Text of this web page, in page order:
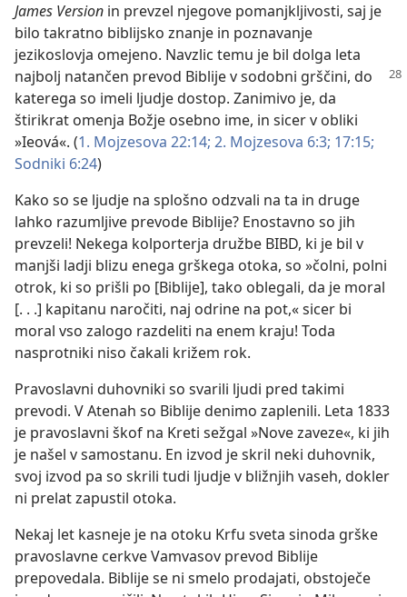
James Version in prevzel njegove pomanjkljivosti, saj je
bilo takratno biblijsko znanje in poznavanje
jezikoslovja omejeno. Navzlic temu je bil dolga leta
najbolj natančen prevod Biblije v sodobni grščini, do
katerega so imeli ljudje dostop. Zanimivo je, da
štirikrat omenja Božje osebno ime, in sicer v obliki
»Ieová«. (1. Mojzesova 22:14; 2. Mojzesova 6:3; 17:15;
Sodniki 6:24)
Kako so se ljudje na splošno odzvali na ta in druge
lahko razumljive prevode Biblije? Enostavno so jih
prevzeli! Nekega kolporterja družbe BIBD, ki je bil v
manjši ladji blizu enega grškega otoka, so »čolni, polni
otrok, ki so prišli po [Biblije], tako oblegali, da je moral
[. . .] kapitanu naročiti, naj odrine na pot,« sicer bi
moral vso zalogo razdeliti na enem kraju! Toda
nasprotniki niso čakali križem rok.
Pravoslavni duhovniki so svarili ljudi pred takimi
prevodi. V Atenah so Biblije denimo zaplenili. Leta 1833
je pravoslavni škof na Kreti sežgal »Nove zaveze«, ki jih
je našel v samostanu. En izvod je skril neki duhovnik,
svoj izvod pa so skrili tudi ljudje v bližnjih vaseh, dokler
ni prelat zapustil otoka.
Nekaj let kasneje je na otoku Krfu sveta sinoda grške
pravoslavne cerkve Vamvasov prevod Biblije
prepovedala. Biblije se ni smelo prodajati, obstoječe